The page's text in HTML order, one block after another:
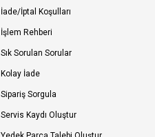
İade/İptal Koşulları
İşlem Rehberi
Sık Sorulan Sorular
Kolay İade
Sipariş Sorgula
Servis Kaydı Oluştur